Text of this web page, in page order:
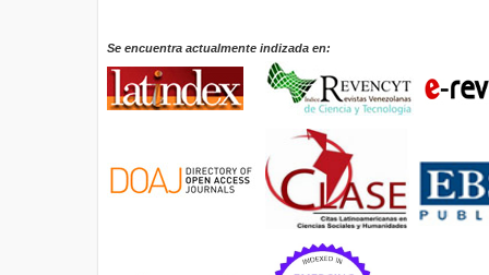
Se encuentra actualmente indizada en: